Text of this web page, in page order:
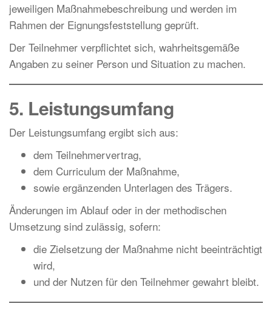
jeweiligen Maßnahmebeschreibung und werden im
Rahmen der Eignungsfeststellung geprüft.
Der Teilnehmer verpflichtet sich, wahrheitsgemäße
Angaben zu seiner Person und Situation zu machen.
5. Leistungsumfang
Der Leistungsumfang ergibt sich aus:
dem Teilnehmervertrag,
dem Curriculum der Maßnahme,
sowie ergänzenden Unterlagen des Trägers.
Änderungen im Ablauf oder in der methodischen
Umsetzung sind zulässig, sofern:
die Zielsetzung der Maßnahme nicht beeinträchtigt
wird,
und der Nutzen für den Teilnehmer gewahrt bleibt.